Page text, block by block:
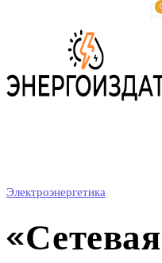
Электроэнергетика